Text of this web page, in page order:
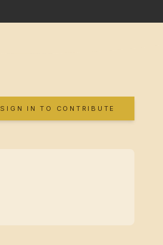
SIGN IN TO CONTRIBUTE